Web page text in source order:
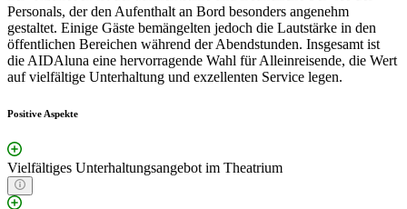
Personals, der den Aufenthalt an Bord besonders angenehm
gestaltet. Einige Gäste bemängelten jedoch die Lautstärke in den
öffentlichen Bereichen während der Abendstunden. Insgesamt ist
die AIDAluna eine hervorragende Wahl für Alleinreisende, die Wert
auf vielfältige Unterhaltung und exzellenten Service legen.
Positive Aspekte
Vielfältiges Unterhaltungsangebot im Theatrium